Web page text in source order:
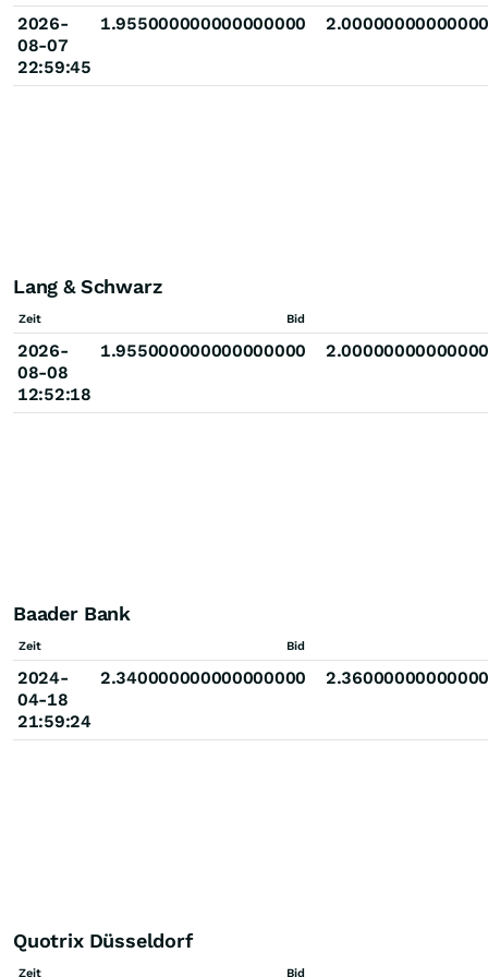
2026-
08-07
22:59:45
1.955000000000000000
Lang & Schwarz
Zeit Bid
2026-
08-08
12:52:18
1.955000000000000000
Baader Bank
Zeit Bid
2024-
04-18
21:59:24
2.340000000000000000
Quotrix Düsseldorf
Zeit Bid